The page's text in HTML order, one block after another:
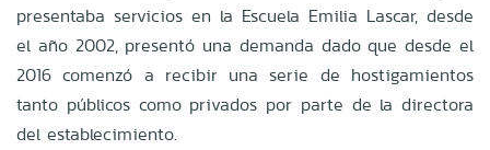
presentaba servicios en la Escuela Emilia Lascar, desde
el año 2002, presentó una demanda dado que desde el
2016 comenzó a recibir una serie de hostigamientos
tanto públicos como privados por parte de la directora
del establecimiento.